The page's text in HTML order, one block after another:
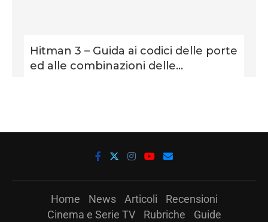
Hitman 3 – Guida ai codici delle porte
ed alle combinazioni delle...
Home News Articoli
Recensioni
Cinema e Serie TV
Rubriche Guide